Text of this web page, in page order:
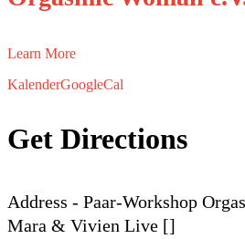
Learn More
KalenderGoogleCal
Get Directions
Address - Paar-Workshop
Mara & Vivien Live []